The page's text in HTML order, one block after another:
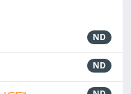
ND
ND